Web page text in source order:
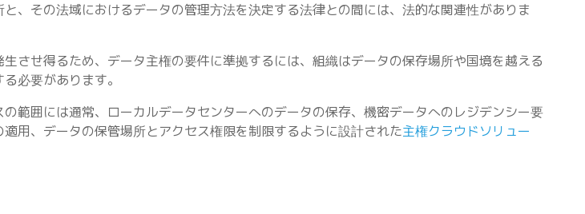
、その法域におけるデータの管理方法を決定する法律との間には、法的な関連性がありま
させ得るため、データ主権の要件に準拠するには、組織はデータの保存場所や国境を越える
必要があります。
範囲には通常、ローカルデータセンターへのデータの保存、機密データへのレジデンシー要
用、データの保管場所とアクセス権限を制限するように設計された主権クラウドソリュー